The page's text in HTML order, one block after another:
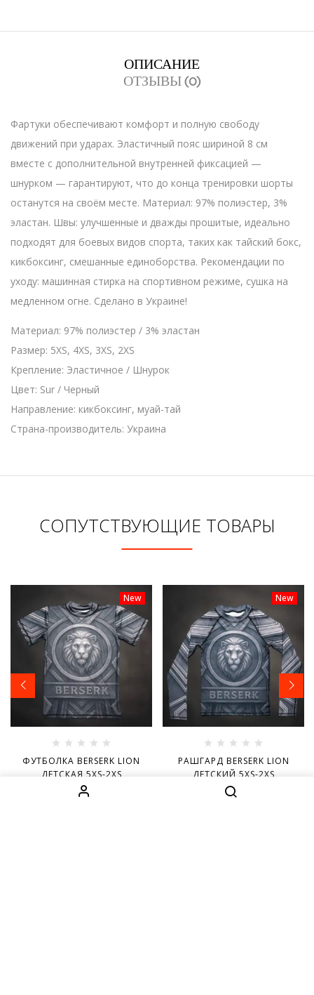
ОПИСАНИЕ
ОТЗЫВЫ (0)
Фартуки обеспечивают комфорт и полную свободу
движений при ударах. Эластичный пояс шириной 8 см
вместе с дополнительной внутренней фиксацией —
шнурком — гарантируют, что до конца тренировки шорты
останутся на своём месте. Материал: 97% полиэстер, 3%
эластан. Швы: улучшенные и дважды прошитые, идеально
подходят для боевых видов спорта, таких как тайский бокс,
кикбоксинг, смешанные единоборства. Рекомендации по
уходу: машинная стирка на спортивном режиме, сушка на
медленном огне. Сделано в Украине!
Материал: 97% полиэстер / 3% эластан
Размер: 5XS, 4XS, 3XS, 2XS
Крепление: Эластичное / Шнурок
Цвет: Sur / Черный
Направление: кикбоксинг, муай-тай
Страна-производитель: Украина
СОПУТСТВУЮЩИЕ ТОВАРЫ
New
ФУТБОЛКА BERSERK LION
ДЕТСКАЯ 5XS-2XS
599.00MDL
New
РАШГАРД BERSERK LION
ДЕТСКИЙ 5XS-2XS
699.00